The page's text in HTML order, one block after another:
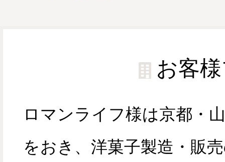
お客
ロマンライフ様は京都・
をおき、洋菓子製造・販